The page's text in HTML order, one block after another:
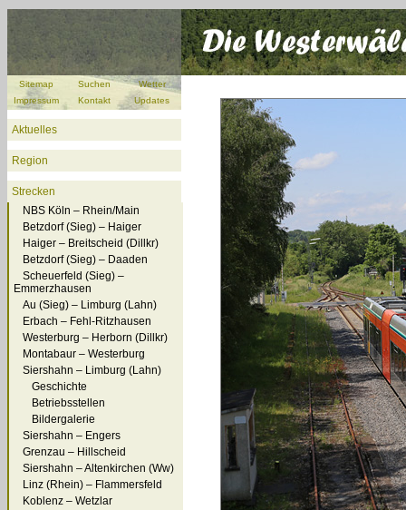
Sitemap Suchen
Wetter
Impressum
Kontakt Updates
Aktuelles
Region
Strecken
NBS Köln – Rhein/Main
Betzdorf (Sieg) – Haiger
Haiger – Breitscheid (Dillkr)
Betzdorf (Sieg) – Daaden
Scheuerfeld (Sieg) –
Emmerzhausen
Au (Sieg) – Limburg (Lahn)
Erbach – Fehl-Ritzhausen
Westerburg – Herborn (Dillkr)
Montabaur – Westerburg
Siershahn – Limburg (Lahn)
Geschichte
Betriebsstellen
Bildergalerie
Siershahn – Engers
Grenzau – Hillscheid
Siershahn – Altenkirchen (Ww)
Linz (Rhein) – Flammersfeld
Koblenz – Wetzlar